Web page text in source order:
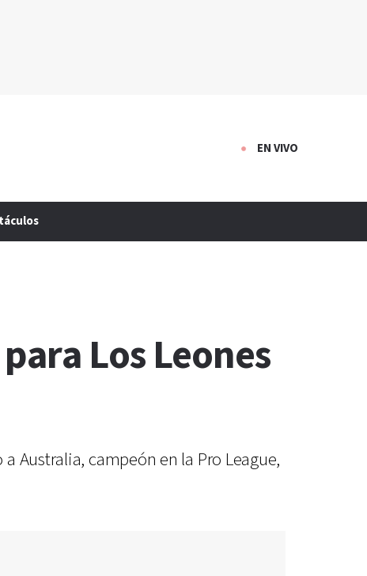
EN VIVO
Los Leones
Australia, campeón en la Pro League,